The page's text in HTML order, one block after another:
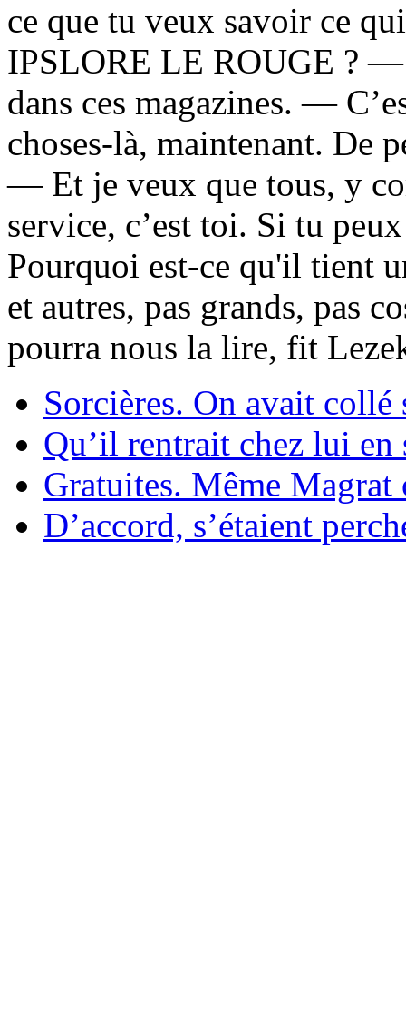
ce que tu veux savoir ce
IPSLORE LE ROUGE ? —
dans ces magazines. —
choses-là, maintenant. De
— Et je veux que tous, y
service, c’est toi. Si tu
Pourquoi est-ce qu'il tient
et autres, pas grands, pas
pourra nous la lire, fit
Sorcières. On avait collé
Qu’il rentrait chez lui en
Gratuites. Même Magrat
D’accord, s’étaient